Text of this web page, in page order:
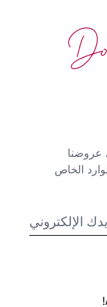
عروضنا
الخاص